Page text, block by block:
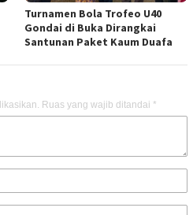
Turnamen Bola Trofeo U40
Gondai di Buka Dirangkai
Santunan Paket Kaum Duafa
Ruas yang wajib ditandai *